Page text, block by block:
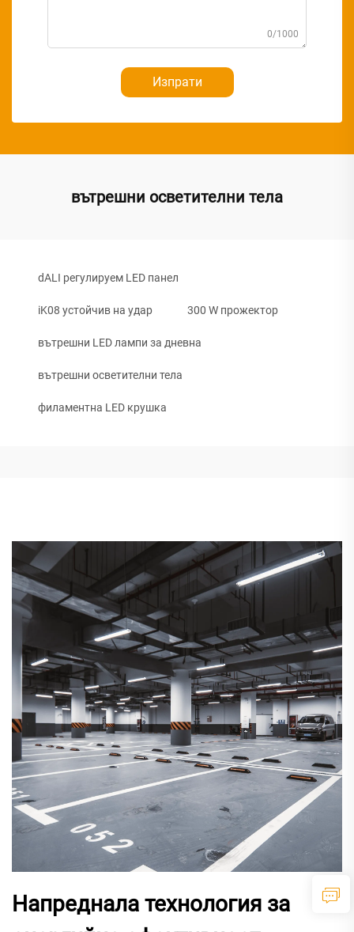
0/1000
Изпрати
вътрешни осветителни тела
dALI регулируем LED панел
iK08 устойчив на удар 300 W прожектор
вътрешни LED лампи за дневна
вътрешни осветителни тела
филаментна LED крушка
Напреднала технология за